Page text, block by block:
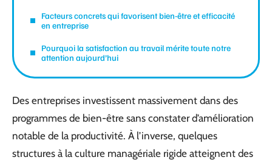
Facteurs concrets qui favorisent bien-être et efficacité
en entreprise
Pourquoi la satisfaction au travail mérite toute notre
attention aujourd’hui
Des entreprises investissent massivement dans des
programmes de bien-être sans constater d’amélioration
notable de la productivité. À l’inverse, quelques
structures à la culture managériale rigide atteignent des